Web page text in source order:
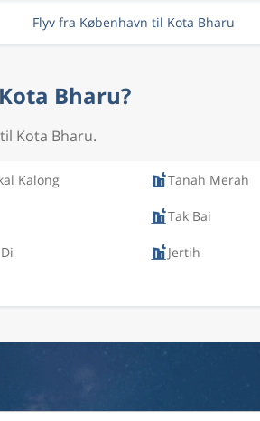
Flyv fra København til Kota Bharu
Bharu?
Kota Bharu.
Kalong Tanah Merah
Tak Bai
Jertih